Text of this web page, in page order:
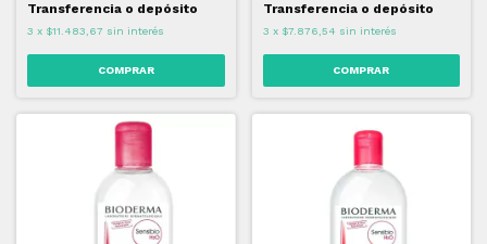
Transferencia o depósito
3 x $11.483,67 sin interés
Transferencia o depósito
3 x $7.876,54 sin interés